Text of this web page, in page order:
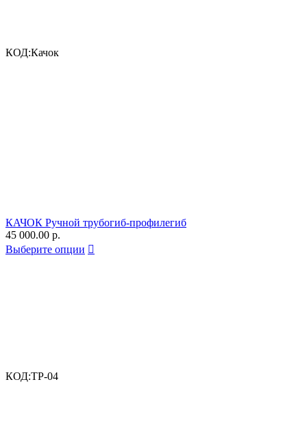
КОД:Качок
КАЧОК Ручной трубогиб-профилегиб
45 000.00 р.
Выберите опции 
КОД:ТР-04